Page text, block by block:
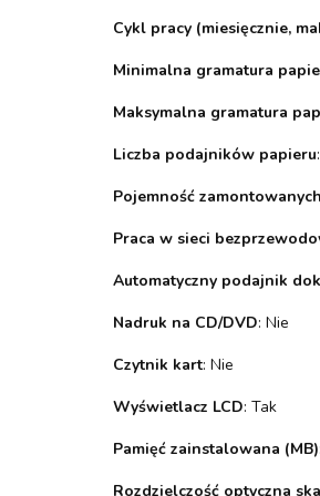
Cykl pracy (miesięcznie,
Minimalna gramatura
Maksymalna gramatura
Liczba podajników papieru
Pojemność
Praca w sieci
Automatyczny podajnik
Nadruk na CD/DVD: Nie
Czytnik kart: Nie
Wyświetlacz LCD: Tak
Pamięć zainstalowana (MB)
Rozdzielczość optyczna